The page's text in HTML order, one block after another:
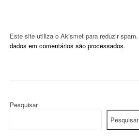
Este site utiliza o Akismet para reduzir spam.
dados em comentários são processados.
Pesquisar
Pesquisar